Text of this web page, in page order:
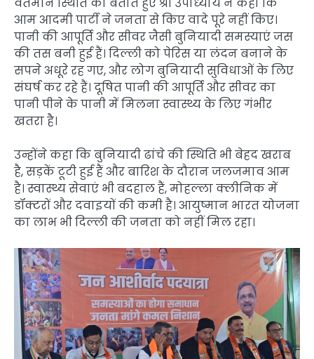
आम आदमी पार्टी ने जनता से किए वादे पूरे नहीं किए।
पानी की आपूर्ति और सीवर जैसी बुनियादी समस्याएं जस
की तस बनी हुई हैं। दिल्ली को पेरिस या लंदन बनाने के
सपने अधूरे रह गए, और लोग बुनियादी सुविधाओं के लिए
संघर्ष कर रहे हैं। दूषित पानी की आपूर्ति और सीवर का
पानी पीने के पानी में मिलना स्वास्थ्य के लिए गंभीर
खतरा है।
उन्होंने कहा कि बुनियादी ढांचे की स्थिति भी बेहद खराब
है, सड़कें टूटी हुई हैं और बारिश के दौरान जलजमाव आम
है। स्वास्थ्य सेवाएं भी बदहाल हैं, मोहल्ला क्लीनिक में
डॉक्टरों और दवाइयों की कमी है। आयुष्मान भारत योजना
का लाभ भी दिल्ली की जनता को नहीं मिल रहा।